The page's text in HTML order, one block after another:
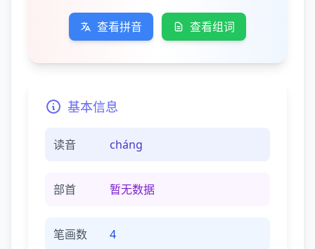
查看拼音 查看组词
基本信息
读音 chánɡ
部首 暂无数据
笔画数 4